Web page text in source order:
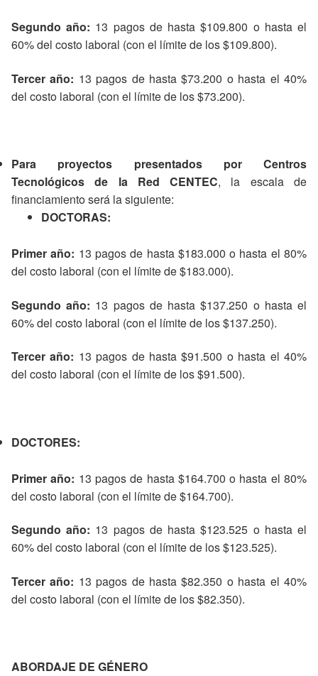
Segundo año: 13 pagos de hasta $109.800 o hasta el
60% del costo laboral (con el límite de los $109.800).
Tercer año: 13 pagos de hasta $73.200 o hasta el 40%
del costo laboral (con el límite de los $73.200).
Para proyectos presentados por Centros
Tecnológicos de la Red CENTEC, la escala de
financiamiento será la siguiente:
DOCTORAS:
Primer año: 13 pagos de hasta $183.000 o hasta el 80%
del costo laboral (con el límite de $183.000).
Segundo año: 13 pagos de hasta $137.250 o hasta el
60% del costo laboral (con el límite de los $137.250).
Tercer año: 13 pagos de hasta $91.500 o hasta el 40%
del costo laboral (con el límite de los $91.500).
DOCTORES:
Primer año: 13 pagos de hasta $164.700 o hasta el 80%
del costo laboral (con el límite de $164.700).
Segundo año: 13 pagos de hasta $123.525 o hasta el
60% del costo laboral (con el límite de los $123.525).
Tercer año: 13 pagos de hasta $82.350 o hasta el 40%
del costo laboral (con el límite de los $82.350).
ABORDAJE DE GÉNERO